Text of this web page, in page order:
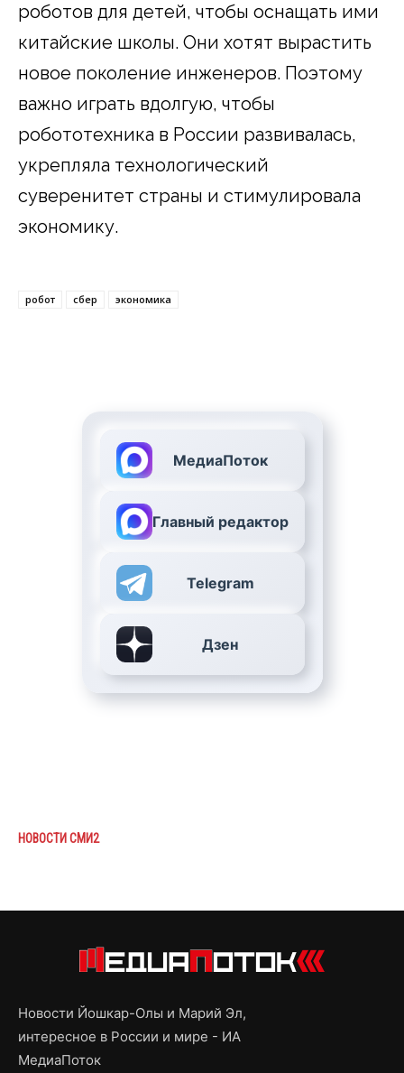
роботов для детей, чтобы оснащать ими
китайские школы. Они хотят вырастить
новое поколение инженеров. Поэтому
важно играть вдолгую, чтобы
робототехника в России развивалась,
укрепляла технологический
суверенитет страны и стимулировала
экономику.
робот сбер экономика
МедиаПоток
Главный редактор
Telegram
Дзен
НОВОСТИ СМИ2
Новости Йошкар-Олы и Марий Эл,
интересное в России и мире - ИА
МедиаПоток